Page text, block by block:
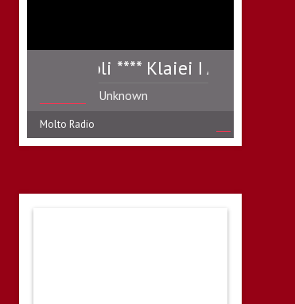
Klaiei I Anatoli **** Klaiei I Anatoli
Unknown
Molto Radio